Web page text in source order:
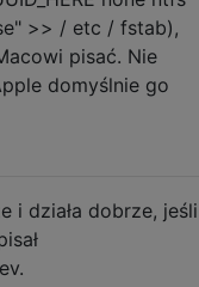
>> / etc / fstab),
pisać. Nie
domyślnie go
i działa dobrze, jeśli